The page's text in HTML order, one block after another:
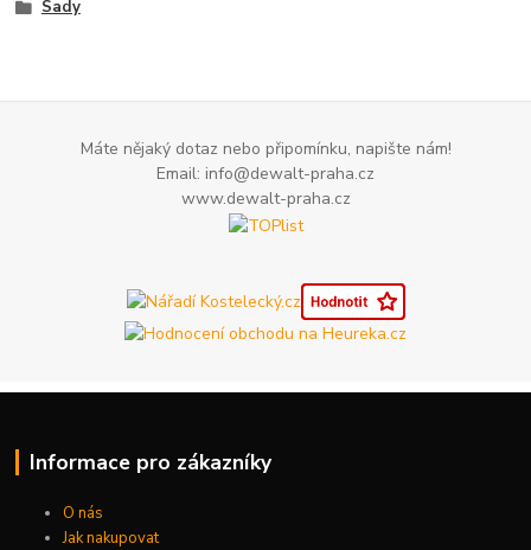
Sady
Máte nějaký dotaz nebo připomínku, napište nám!
Email: info@dewalt-praha.cz
www.dewalt-praha.cz
Informace pro zákazníky
O nás
Jak nakupovat